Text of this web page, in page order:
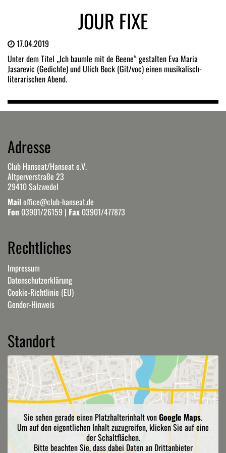
JOUR FIXE
17.04.2019
Unter dem Titel „Ich baumle mit de Beene“ gestalten Eva Maria
Jasarevic (Gedichte) und Ulich Bock (Git/voc) einen musikalisch-
literarischen Abend.
Adresse
Club Hanseat/Hanseat e.V.
Altperverstraße 23
29410 Salzwedel
Mailoffice@club-hanseat.de
Fon 03901/26159 | Fax 03901/477873
Rechtliches
Impressum
Datenschutzerklärung
Cookie-Richtlinie (EU)
Gender-Hinweis
Standort
Sie sehen gerade einen Platzhalterinhalt vonGoogle Maps.
Um auf den eigentlichen Inhalt zuzugreifen, klicken Sie auf eine
der Schaltflächen.
Bitte beachten Sie, dass dabei Daten an Drittanbieter